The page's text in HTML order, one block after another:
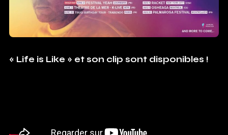
« Life is Like » et son clip sont disponibles !